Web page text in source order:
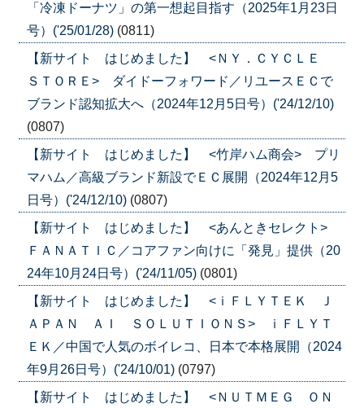
「冷凍ドーナツ」の第一想起目指す（2025年1月23日
号）('25/01/28) (0811)
【新サイト はじめました】 <ＮＹ．ＣＹＣＬＥ
ＳＴＯＲＥ> ダイドーフォワード／リユースＥＣで
ブランド認知拡大へ（2024年12月5日号）('24/12/10)
(0807)
【新サイト はじめました】 <竹岸ハム商会> プリ
マハム／高級ブランド新設でＥＣ展開（2024年12月5
日号）('24/12/10) (0807)
【新サイト はじめました】 <あんときセレクト>
ＦＡＮＡＴＩＣ／コアファン向けに「発見」提供（20
24年10月24日号）('24/11/05) (0801)
【新サイト はじめました】 <ｉＦＬＹＴＥＫ Ｊ
ＡＰＡＮ ＡＩ ＳＯＬＵＴＩＯＮＳ> ｉＦＬＹＴ
ＥＫ／中国で人気のボイレコ、日本で本格展開（2024
年9月26日号）('24/10/01) (0797)
【新サイト はじめました】 <ＮＵＴＭＥＧ ＯＮ